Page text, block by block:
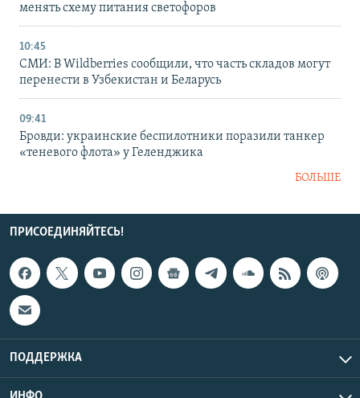
менять схему питания светофоров
10:45
СМИ: В Wildberries сообщили, что часть складов могут
перенести в Узбекистан и Беларусь
09:41
Бровди: украинские беспилотники поразили танкер
«теневого флота» у Геленджика
БОЛЬШЕ
ПРИСОЕДИНЯЙТЕСЬ!
ПОДДЕРЖКА